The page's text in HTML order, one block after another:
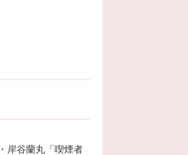
岸谷蘭丸「喫煙者